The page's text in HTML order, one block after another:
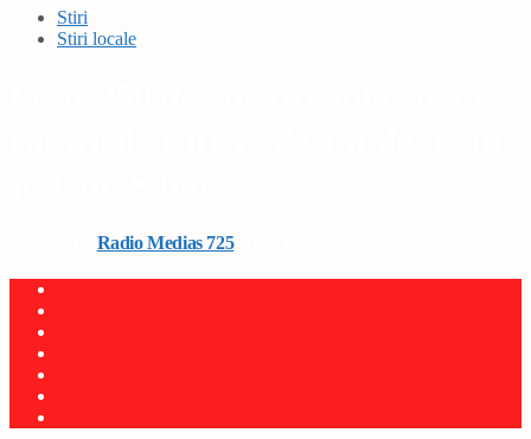
Stiri
Stiri locale
Radio Medias 725on 21 iulie 2025